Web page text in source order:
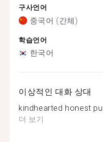
구사언어
중국어 (간체)
학습언어
한국어
이상적인 대화 상대
kindhearted honest
더 보기